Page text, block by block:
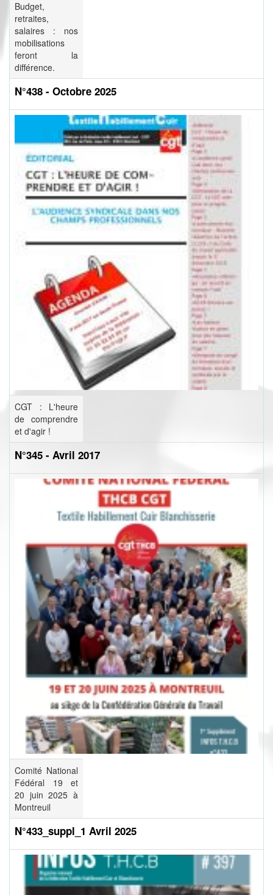
Budget,
retraites,
salaires : nos
mobilisations
feront la
différence.
N°438 - Octobre 2025
CGT : L'heure
de comprendre
et d'agir !
N°345 - Avril 2017
Comité National
Fédéral 19 et
20 juin 2025 à
Montreuil
N°433_suppl_1 Avril 2025